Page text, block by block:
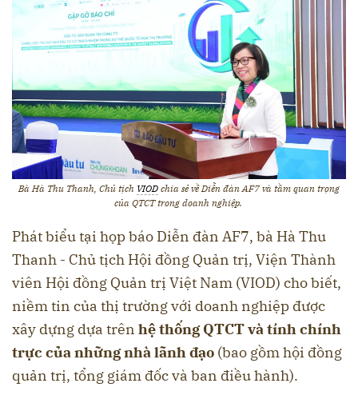
Bà Hà Thu Thanh, Chủ tịch VIOD chia sẻ về Diễn đàn AF7 và tầm quan trọng
của QTCT trong doanh nghiệp.
Phát biểu tại họp báo Diễn đàn AF7, bà Hà Thu
Thanh - Chủ tịch Hội đồng Quản trị, Viện Thành
viên Hội đồng Quản trị Việt Nam (VIOD) cho biết,
niềm tin của thị trường với doanh nghiệp được
xây dựng dựa trên hệ thống QTCT và tính chính
trực của những nhà lãnh đạo (bao gồm hội đồng
quản trị, tổng giám đốc và ban điều hành).